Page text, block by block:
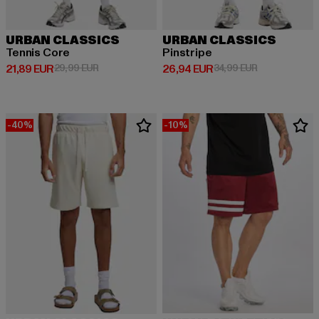
URBAN CLASSICS
Tennis Core
21,89 EUR
Derzeitiger Preis: 21,89 EUR
29,99 EURAktionspreis: 29,99 EUR
URBAN CLASSICS
Pinstripe
26,94 EUR
Derzeitiger Preis: 26,94 EUR
34,99 EURAktionspreis:
-40% -10%